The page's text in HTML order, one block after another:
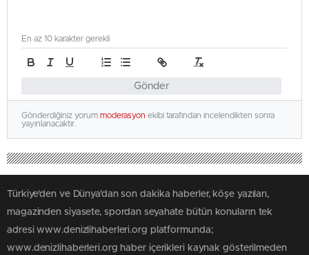
Gönder
En az 10 karakter gerekli
Gönderdiğiniz yorum moderasyon ekibi tarafından incelendikten sonra
yayınlanacaktır.
Türkiye'den ve Dünya’dan son dakika haberler, köşe yazıları,
magazinden siyasete, spordan seyahate bütün konuların tek
adresi www.denizlihaberleri.org platformunda;
www.denizlihaberleri.org haber içerikleri kaynak gösterilmeden